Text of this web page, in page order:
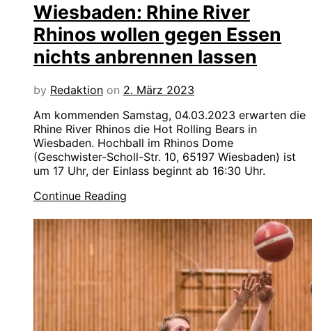
Wiesbaden: Rhine River
Rhinos wollen gegen Essen
nichts anbrennen lassen
by Redaktion on 2. März 2023
Am kommenden Samstag, 04.03.2023 erwarten die
Rhine River Rhinos die Hot Rolling Bears in
Wiesbaden. Hochball im Rhinos Dome
(Geschwister-Scholl-Str. 10, 65197 Wiesbaden) ist
um 17 Uhr, der Einlass beginnt ab 16:30 Uhr.
Continue Reading